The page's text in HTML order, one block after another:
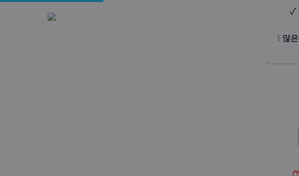
✓
꒰ 많은
┗